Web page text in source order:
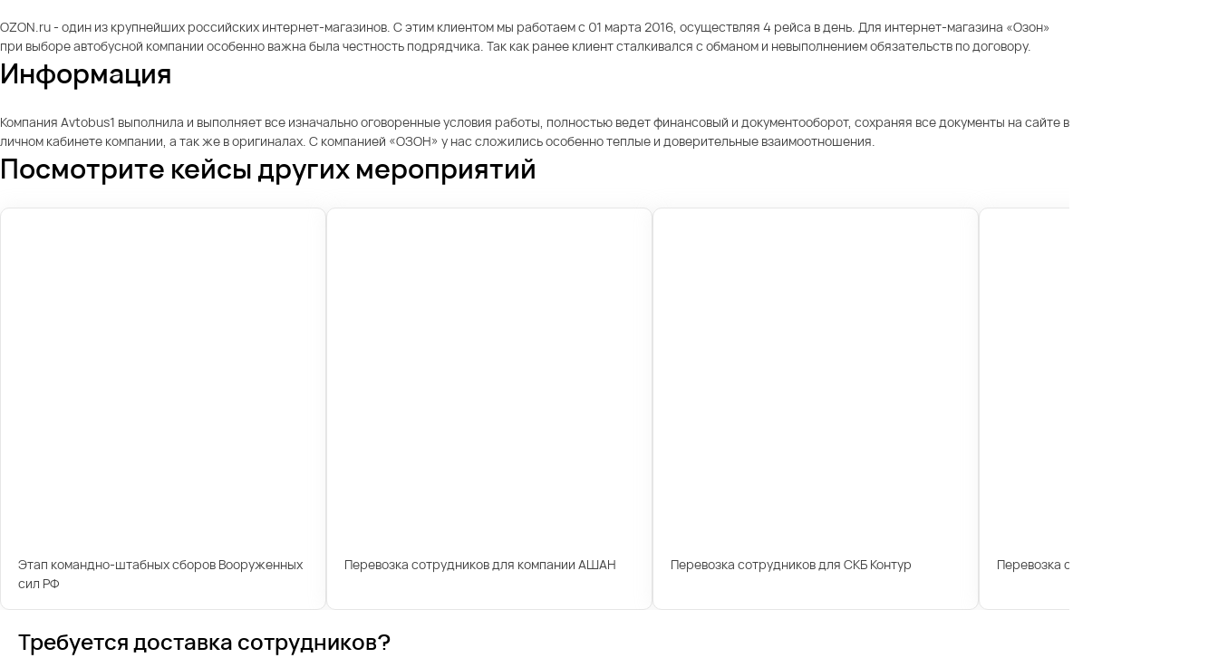
OZON.ru - один из крупнейших российских интернет-магазинов. С этим клиентом мы работаем с 01 марта 2016, осуществляя 4 рейса в день. Для интернет-магазина «Озон»
при выборе автобусной компании особенно важна была честность подрядчика. Так как ранее клиент сталкивался с обманом и невыполнением обязательств по договору.
Информация
Компания Avtobus1 выполнила и выполняет все изначально оговоренные условия работы, полностью ведет финансовый и документооборот, сохраняя все документы на сайте в
личном кабинете компании, а так же в оригиналах. С компанией «ОЗОН» у нас сложились особенно теплые и доверительные взаимоотношения.
Посмотрите кейсы других мероприятий
Этап командно-штабных сборов Вооруженных
сил РФ
Перевозка сотрудников для компании АШАН Перевозка сотрудников для СКБ Контур Перевозка сотрудников для
Требуется доставка сотрудников?